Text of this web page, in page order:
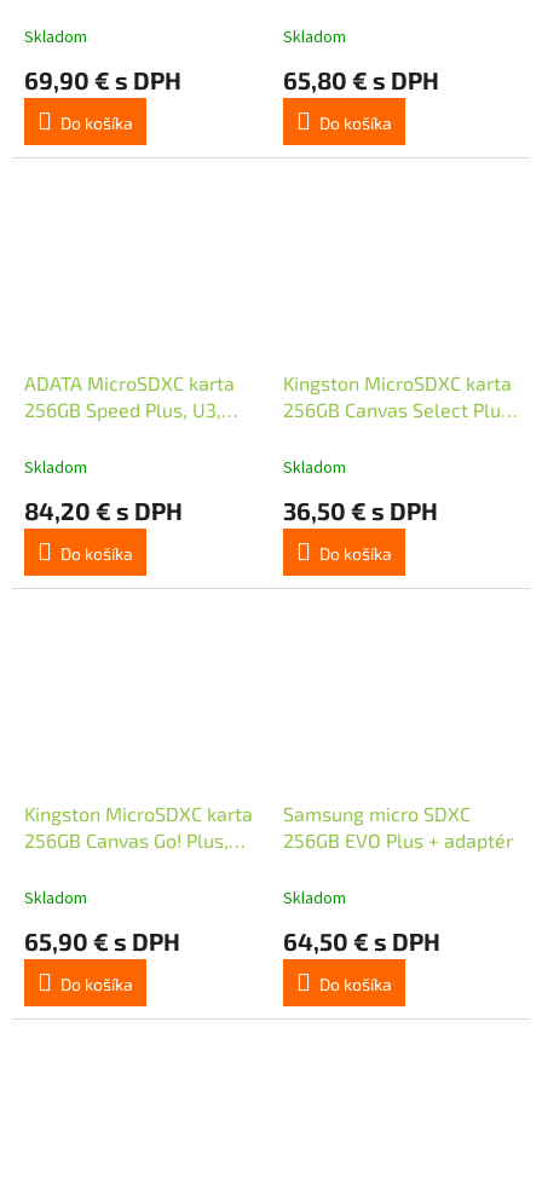
Skladom
69,90 € s DPH
Do košíka
Class 10
Skladom
65,80 € s DPH
Do košíka
ADATA MicroSDXC karta
256GB Speed Plus, U3,
MB/s) + SD adaptér
Skladom
84,20 € s DPH
Do košíka
Kingston MicroSDXC karta
256GB Canvas Select Plus,
Skladom
36,50 € s DPH
Do košíka
Kingston MicroSDXC karta
256GB Canvas Go! Plus,
10, UHS-I, U3, V30, A2 +
Skladom
65,90 € s DPH
Do košíka
Samsung micro SDXC
256GB EVO Plus + adaptér
Skladom
64,50 € s DPH
Do košíka